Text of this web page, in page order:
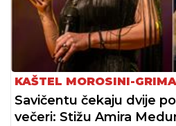
KAŠTEL MOROSINI-
Savičentu čekaju dvije
večeri: Stižu Amira